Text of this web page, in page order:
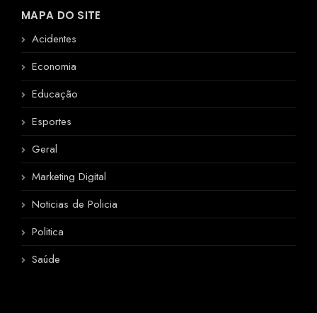
MAPA DO SITE
Acidentes
Economia
Educação
Esportes
Geral
Marketing Digital
Noticias de Policia
Politica
Saúde